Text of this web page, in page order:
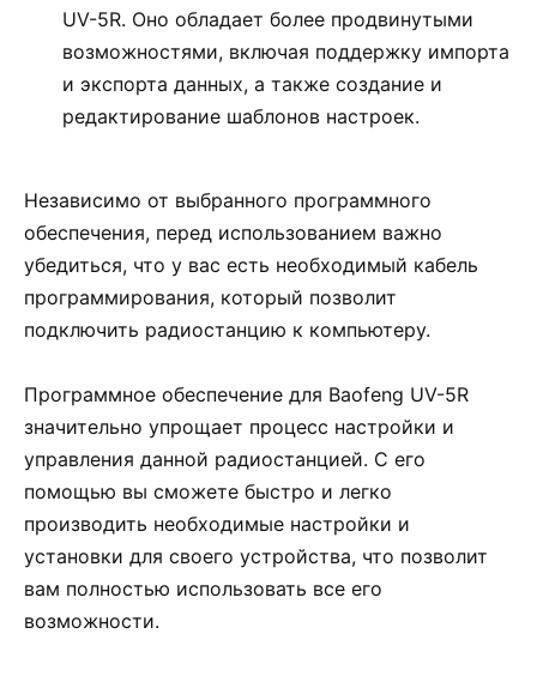
UV-5R. Оно обладает более продвинутыми
возможностями, включая поддержку импорта
и экспорта данных, а также создание и
редактирование шаблонов настроек.
Независимо от выбранного программного
обеспечения, перед использованием важно
убедиться, что у вас есть необходимый кабель
программирования, который позволит
подключить радиостанцию к компьютеру.
Программное обеспечение для Baofeng UV-5R
значительно упрощает процесс настройки и
управления данной радиостанцией. С его
помощью вы сможете быстро и легко
производить необходимые настройки и
установки для своего устройства, что позволит
вам полностью использовать все его
возможности.